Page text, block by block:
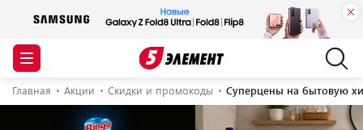
Главная Акции Скидки и промокоды Суперцены на бытовую